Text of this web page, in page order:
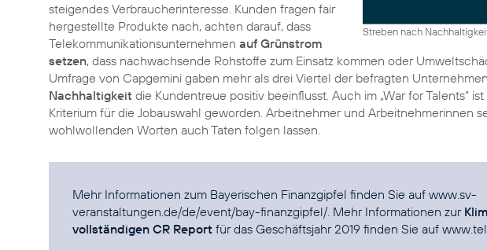
Streben nach
steigendes Verbraucherinteresse. Kunden fragen fair
hergestellte Produkte nach, achten darauf, dass
Telekommunikationsunternehmen auf Grünstrom
setzen, dass nachwachsende Rohstoffe zum Einsatz kommen oder
Umfrage von Capgemini gaben mehr als drei Viertel der befragten
Nachhaltigkeit die Kundentreue positiv beeinflusst. Auch im „War for Talents“
Kriterium für die Jobauswahl geworden. Arbeitnehmer und Arbeitnehmerinnen
wohlwollenden Worten auch Taten folgen lassen.
Mehr Informationen zum Bayerischen Finanzgipfel finden Sie auf www.sv-
veranstaltungen.de/de/event/bay-finanzgipfel/. Mehr Informationen zur
vollständigen CR Report für das Geschäftsjahr 2019 finden Sie auf